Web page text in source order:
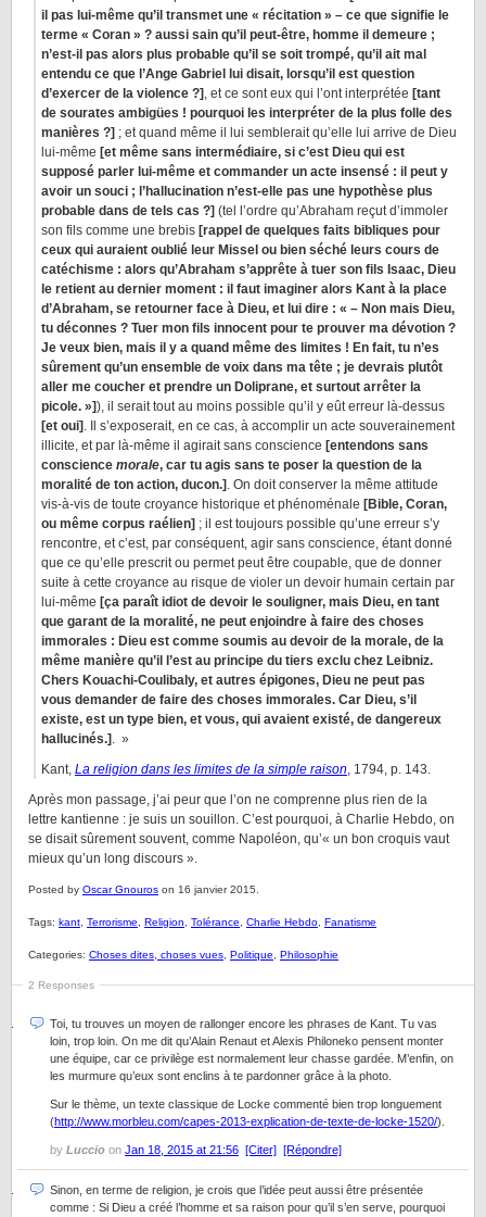
il pas lui-même qu’il transmet une « récitation » – ce que signifie le
terme « Coran » ? aussi sain qu’il peut-être, homme il demeure ;
n’est-il pas alors plus probable qu’il se soit trompé, qu’il ait mal
entendu ce que l’Ange Gabriel lui disait, lorsqu’il est question
d’exercer de la violence ?] , et ce sont eux qui l’ont interprétée [tant
de sourates ambigües ! pourquoi les interpréter de la plus folle des
manières ?] ; et quand même il lui semblerait qu’elle lui arrive de Dieu
lui-même [et même sans intermédiaire, si c’est Dieu qui est
supposé parler lui-même et commander un acte insensé : il peut y
avoir un souci ; l’hallucination n’est-elle pas une hypothèse plus
probable dans de tels cas ?] (tel l’ordre qu’Abraham reçut d’immoler
son fils comme une brebis [rappel de quelques faits bibliques pour
ceux qui auraient oublié leur Missel ou bien séché leurs cours de
catéchisme : alors qu’Abraham s’apprête à tuer son fils Isaac, Dieu
le retient au dernier moment : il faut imaginer alors Kant à la place
d’Abraham, se retourner face à Dieu, et lui dire : « – Non mais Dieu,
tu déconnes ? Tuer mon fils innocent pour te prouver ma dévotion ?
Je veux bien, mais il y a quand même des limites ! En fait, tu n’es
sûrement qu’un ensemble de voix dans ma tête ; je devrais plutôt
aller me coucher et prendre un Doliprane, et surtout arrêter la
picole. »]), il serait tout au moins possible qu’il y eût erreur là-dessus
[et oui] . Il s’exposerait, en ce cas, à accomplir un acte souverainement
illicite, et par là-même il agirait sans conscience [entendons sans
conscience morale, car tu agis sans te poser la question de la
moralité de ton action, ducon.] . On doit conserver la même attitude
vis-à-vis de toute croyance historique et phénoménale [Bible, Coran,
ou même corpus raélien] ; il est toujours possible qu’une erreur s’y
rencontre, et c’est, par conséquent, agir sans conscience, étant donné
que ce qu’elle prescrit ou permet peut être coupable, que de donner
suite à cette croyance au risque de violer un devoir humain certain par
lui-même [ça paraît idiot de devoir le souligner, mais Dieu, en tant
que garant de la moralité, ne peut enjoindre à faire des choses
immorales : Dieu est comme soumis au devoir de la morale, de la
même manière qu’il l’est au principe du tiers exclu chez Leibniz.
Chers Kouachi-Coulibaly, et autres épigones, Dieu ne peut pas
vous demander de faire des choses immorales. Car Dieu, s’il
existe, est un type bien, et vous, qui avaient existé, de dangereux
hallucinés.] . »
Kant, La religion dans les limites de la simple raison, 1794, p. 143.
Après mon passage, j’ai peur que l’on ne comprenne plus rien de la
lettre kantienne : je suis un souillon. C’est pourquoi, à Charlie Hebdo, on
se disait sûrement souvent, comme Napoléon, qu’« un bon croquis vaut
mieux qu’un long discours ».
Posted by Oscar Gnouros on 16 janvier 2015.
Tags: kant Terrorisme Religion Tolérance Charlie Hebdo Fanatisme
Categories: Choses dites, choses vues Politique Philosophie
2 Responses
Toi, tu trouves un moyen de rallonger encore les phrases de Kant. Tu vas
loin, trop loin. On me dit qu’Alain Renaut et Alexis Philoneko pensent monter
une équipe, car ce privilège est normalement leur chasse gardée. M’enfin, on
les murmure qu’eux sont enclins à te pardonner grâce à la photo.
Sur le thème, un texte classique de Locke commenté bien trop longuement
(http://www.morbleu.com/capes-2013-explication-de-texte-de-locke-1520/).
by Luccio on Jan 18, 2015 at 21:56 [Citer] [Répondre]
Sinon, en terme de religion, je crois que l’idée peut aussi être présentée
comme : Si Dieu a créé l’homme et sa raison pour qu’il s’en serve, pourquoi